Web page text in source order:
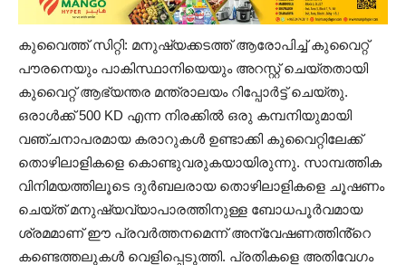
കുവൈത്ത് സിറ്റി: മനുഷ്യക്കടത്ത് ആരോപിച്ച് കുവൈറ്റ്
പൗരനെയും പാകിസ്ഥാനിയെയും അറസ്റ്റ് ചെയ്തതായി
കുവൈറ്റ് ആഭ്യന്തര മന്ത്രാലയം റിപ്പോർട്ട് ചെയ്തു.
ഒരാൾക്ക് 500 KD എന്ന നിരക്കിൽ ഒരു കമ്പനിയുമായി
വഞ്ചനാപരമായ കരാറുകൾ ഉണ്ടാക്കി കുവൈറ്റിലേക്ക്
തൊഴിലാളികളെ കൊണ്ടുവരുകയായിരുന്നു. സാമ്പത്തിക
വിനിമയത്തിലൂടെ ദുർബലരായ തൊഴിലാളികളെ ചൂഷണം
ചെയ്ത് മനുഷ്യവ്യാപാരത്തിനുള്ള ബോധപൂർവമായ
ശ്രമമാണ് ഈ പ്രവർത്തനമെന്ന് അന്വേഷണത്തിൻ്റെ
കണ്ടെത്തലുകൾ വെളിപ്പെടുത്തി. പ്രതികളെ അതിവേഗം